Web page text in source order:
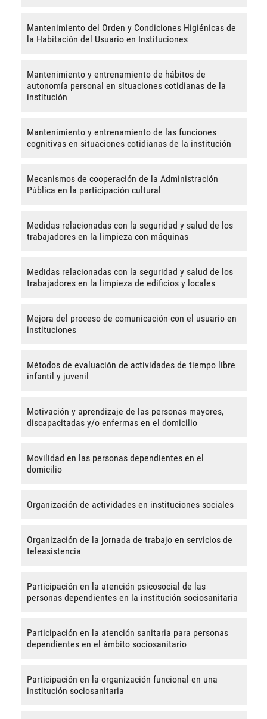
Mantenimiento del Orden y Condiciones Higiénicas de
la Habitación del Usuario en Instituciones
Mantenimiento y entrenamiento de hábitos de
autonomía personal en situaciones cotidianas de la
institución
Mantenimiento y entrenamiento de las funciones
cognitivas en situaciones cotidianas de la institución
Mecanismos de cooperación de la Administración
Pública en la participación cultural
Medidas relacionadas con la seguridad y salud de los
trabajadores en la limpieza con máquinas
Medidas relacionadas con la seguridad y salud de los
trabajadores en la limpieza de edificios y locales
Mejora del proceso de comunicación con el usuario en
instituciones
Métodos de evaluación de actividades de tiempo libre
infantil y juvenil
Motivación y aprendizaje de las personas mayores,
discapacitadas y/o enfermas en el domicilio
Movilidad en las personas dependientes en el
domicilio
Organización de actividades en instituciones sociales
Organización de la jornada de trabajo en servicios de
teleasistencia
Participación en la atención psicosocial de las
personas dependientes en la institución sociosanitaria
Participación en la atención sanitaria para personas
dependientes en el ámbito sociosanitario
Participación en la organización funcional en una
institución sociosanitaria